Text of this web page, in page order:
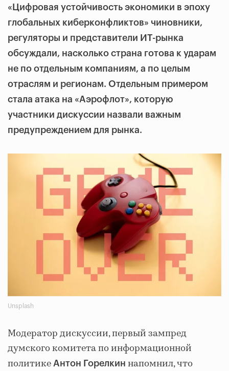
«Цифровая устойчивость экономики в эпоху
глобальных киберконфликтов» чиновники,
регуляторы и представители ИТ-рынка
обсуждали, насколько страна готова к ударам
не по отдельным компаниям, а по целым
отраслям и регионам. Отдельным примером
стала атака на «Аэрофлот», которую
участники дискуссии назвали важным
предупреждением для рынка.
Unsplash
Модератор дискуссии, первый зампред
думского комитета по информационной
политике Антон Горелкин напомнил, что